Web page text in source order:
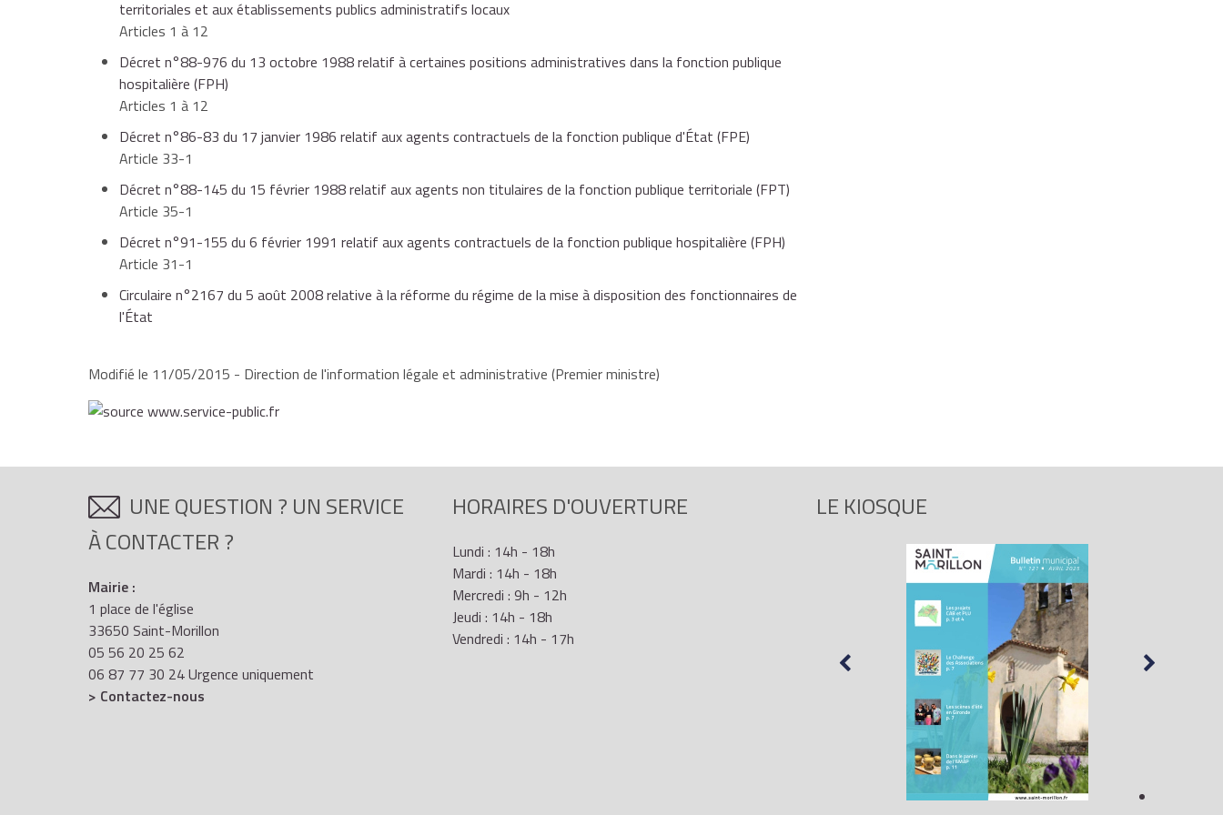
L'organisme d'accueil paye les dépenses liées aux formations organisées à son initiative.
Par contre, l'administration d'origine accorde et finance, après avis de l'organisme d'accueil, le droit individuel à la
formation (Dif) et
le congé individuel de formation (Cif)
Votre supérieur hiérarchique fait un rapport sur votre manière de servir l'agent après un entretien individuel. Ce
rapport vous est transmis. Il est aussi transmis à votre administration d'origine. Si nécessaire, la notation est
établie par l'administration d'origine au vu du rapport sur la manière de servir établi par l'administration d'accueil.
et qu'il existe un corps ou un cadre d'emplois de niveau comparable à votre
L'administration d'accueil doit vous proposer :
dans la fonction publique territoriale (FPT), une mutation, un détachement ou une intégration directe,
dans la fonction publique hospitalière (FPH), une intégration par la voie du changement d'établissement.
l'ancienneté requise en vue de l'intégration.
territoriales et aux établissements publics administratifs locaux
Articles 1 à 12
Décret n°88-976 du 13 octobre 1988 relatif à certaines positions administratives dans la fonction publique
hospitalière (FPH)
Articles 1 à 12
Décret n°86-83 du 17 janvier 1986 relatif aux agents contractuels de la fonction publique d'État (FPE)
Article 33-1
Décret n°88-145 du 15 février 1988 relatif aux agents non titulaires de la fonction publique territoriale (FPT)
Article 35-1
Décret n°91-155 du 6 février 1991 relatif aux agents contractuels de la fonction publique hospitalière (FPH)
Article 31-1
Circulaire n°2167 du 5 août 2008 relative à la réforme du régime de la mise à disposition des fonctionnaires de
l'État
Modifié le 11/05/2015 - Direction de l'information légale et administrative (Premier ministre)
UNE QUESTION ? UN SERVICE
À CONTACTER ?
Mairie :
1 place de l'église
33650 Saint-Morillon
05 56 20 25 62
06 87 77 30 24 Urgence uniquement
> Contactez-nous
HORAIRES D'OUVERTURE
Lundi : 14h - 18h
Mardi : 14h - 18h
Mercredi : 9h - 12h
Jeudi : 14h - 18h
Vendredi : 14h - 17h
LE KIOSQUE